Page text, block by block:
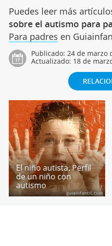
Puedes leer más
sobre el autismo para
Para padres en
Publicado: 24 de marzo
Actualizado: 18 de
El niño autista. Perfil
de un niño con
autismo